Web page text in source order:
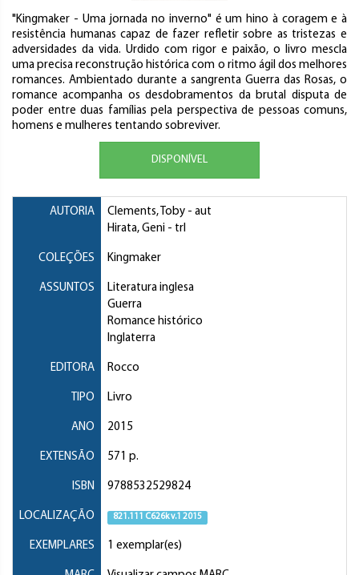
"Kingmaker - Uma jornada no inverno" é um hino à coragem e à
resistência humanas capaz de fazer refletir sobre as tristezas e
adversidades da vida. Urdido com rigor e paixão, o livro mescla
uma precisa reconstrução histórica com o ritmo ágil dos melhores
romances. Ambientado durante a sangrenta Guerra das Rosas, o
romance acompanha os desdobramentos da brutal disputa de
poder entre duas famílias pela perspectiva de pessoas comuns,
homens e mulheres tentando sobreviver.
DISPONÍVEL
AUTORIA Clements, Toby - aut
Hirata, Geni - trl
COLEÇÕES Kingmaker
ASSUNTOS
Literatura inglesa
Guerra
Romance histórico
Inglaterra
EDITORA Rocco
TIPO Livro
ANO 2015
EXTENSÃO 571 p.
ISBN 9788532529824
LOCALIZAÇÃO 821.111 C626k v.1 2015
EXEMPLARES 1 exemplar(es)